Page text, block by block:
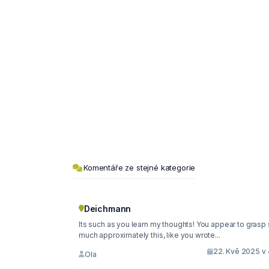
Komentáře ze stejné kategorie
Deichmann
Its such as you learn my thoughts! You appear to grasp
much approximately this, like you wrote...
Ola 22. Kvě 2025 v